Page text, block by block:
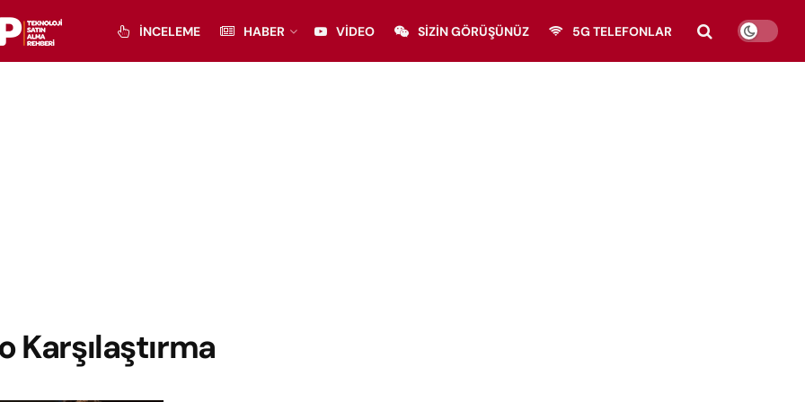
İNCELEME HABER VIDEO SIZIN GÖRÜŞÜNÜZ 5G TELEFONLAR
Karşılaştırma